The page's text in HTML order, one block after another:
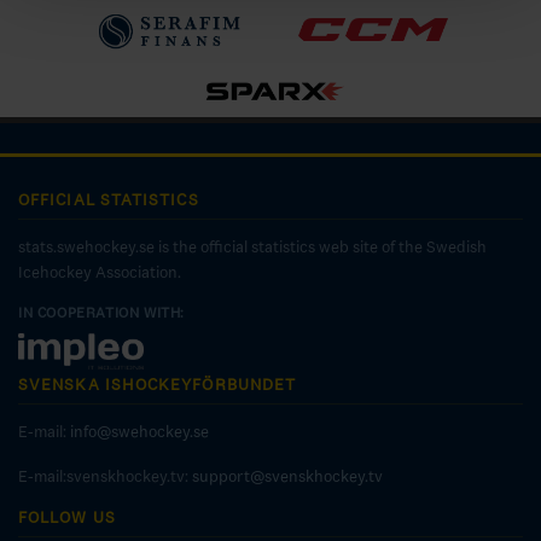
OFFICIAL STATISTICS
stats.swehockey.se is the official statistics web site of the Swedish
Icehockey Association.
IN COOPERATION WITH:
SVENSKA ISHOCKEYFÖRBUNDET
E-mail: info@swehockey.se
E-mail:svenskhockey.tv: support@svenskhockey.tv
FOLLOW US